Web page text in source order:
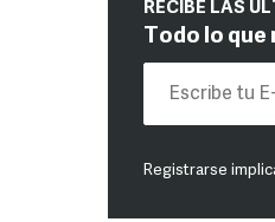
RECIBE LAS
Todo lo
Registrarse